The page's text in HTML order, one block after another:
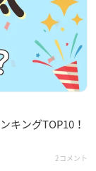
キングTOP10！
2コメント